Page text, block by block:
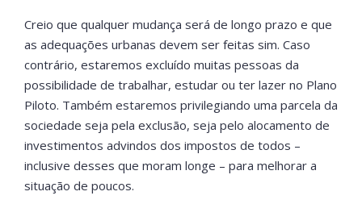
Creio que qualquer mudança será de longo prazo e que
as adequações urbanas devem ser feitas sim. Caso
contrário, estaremos excluído muitas pessoas da
possibilidade de trabalhar, estudar ou ter lazer no Plano
Piloto. Também estaremos privilegiando uma parcela da
sociedade seja pela exclusão, seja pelo alocamento de
investimentos advindos dos impostos de todos –
inclusive desses que moram longe – para melhorar a
situação de poucos.